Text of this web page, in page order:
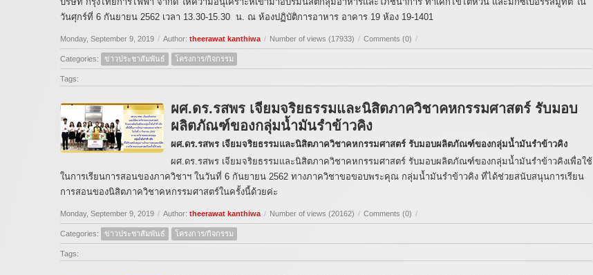
วันศุกร์ที่ 6 กันยายน 2562 เวลา 13.30-15.30 น. ณ ห้องปฏิบัติการอาหาร อาคาร 19 ห้อง 19-1401
Monday, September 9, 2019 / Author: theerawat kanthiwa / Number of views (17933) / Comments (0) /
Categories: ข่าวประชาสัมพันธ์ โครงการ/กิจกรรม
Tags:
ผศ.ดร.รสพร เจียมจริยธรรมและนิสิตภาควิชาคหกรรมศาสตร์ รับมอบ
ผลิตภัณฑ์ของกลุ่มน้ำมันรำข้าวคิง
ผศ.ดร.รสพร เจียมจริยธรรมและนิสิตภาควิชาคหกรรมศาสตร์ รับมอบผลิตภัณฑ์ของกลุ่มน้ำมันรำข้าวคิง
ผศ.ดร.รสพร เจียมจริยธรรมและนิสิตภาควิชาคหกรรมศาสตร์ รับมอบผลิตภัณฑ์ของกลุ่มน้ำมันรำข้าวคิงเพื่อใช้
ในการเรียนการสอนของภาควิชาฯ ในวันที่ 6 กันยายน 2562 ทางภาควิชาขอขอบพระคุณ กลุ่มน้ำมันรำข้าวคิง ที่ได้ช่วยสนับสนุนการเรียน
การสอนของนิสิตภาควิชาคหกรรมศาสตร์ในครั้งนี้ด้วยค่ะ
Monday, September 9, 2019 / Author: theerawat kanthiwa / Number of views (20162) / Comments (0) /
Categories: ข่าวประชาสัมพันธ์ โครงการ/กิจกรรม
Tags: